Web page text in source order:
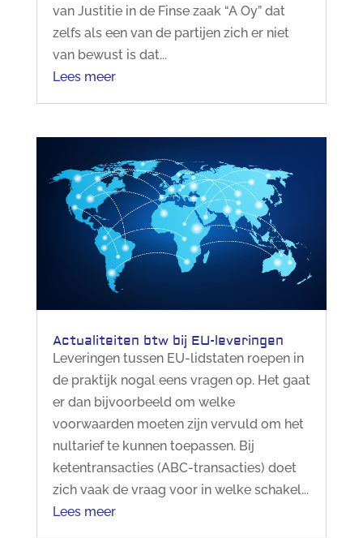
van Justitie in de Finse zaak “A Oy” dat
zelfs als een van de partijen zich er niet
van bewust is dat...
Lees meer
Actualiteiten btw bij EU-leveringen
Leveringen tussen EU-lidstaten roepen in
de praktijk nogal eens vragen op. Het gaat
er dan bijvoorbeeld om welke
voorwaarden moeten zijn vervuld om het
nultarief te kunnen toepassen. Bij
ketentransacties (ABC-transacties) doet
zich vaak de vraag voor in welke schakel...
Lees meer